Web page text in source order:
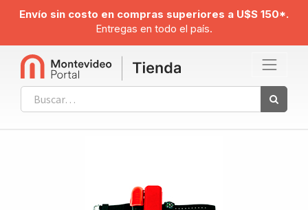
Envío sin costo en compras superiores a U$S 150*.
Entregas en todo el país.